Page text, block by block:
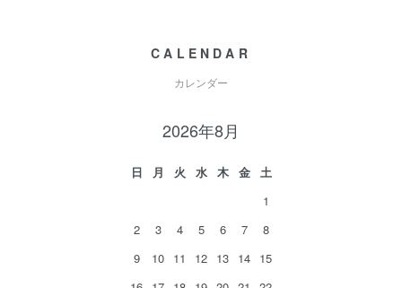
CALENDAR
カレンダー
2026年8月
日 月 火 水 木 金
土
1
2
3 4 5 6 7
8
9
10 11 12 13 14 15